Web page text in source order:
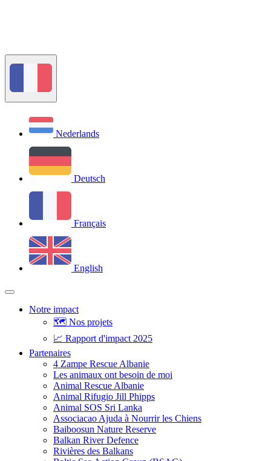
Nederlands
Deutsch
Français
English
Notre impact
🗺️ Nos projets
📈 Rapport d'impact 2025
Partenaires
4 Zampe Rescue Albanie
Les animaux ont besoin de moi
Animal Rescue Albanie
Animal Rifugio Jill Phipps
Animal SOS Sri Lanka
Associacao Ajuda à Nourrir les Chiens
Baiboosun Nature Reserve
Balkan River Defence
Rivières des Balkans